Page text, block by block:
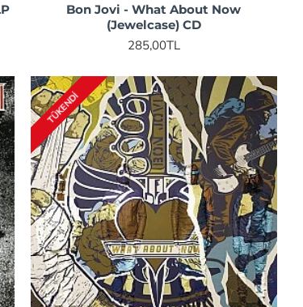
Bon Jovi - What About Now
(Jewelcase) CD
285,00TL
TÜKENDI